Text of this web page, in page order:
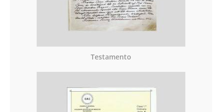
Testamento